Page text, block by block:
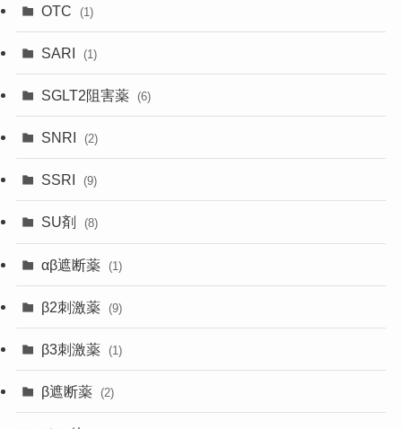
OTC (1)
SARI (1)
SGLT2阻害薬 (6)
SNRI (2)
SSRI (9)
SU剤 (8)
αβ遮断薬 (1)
β2刺激薬 (9)
β3刺激薬 (1)
β遮断薬 (2)